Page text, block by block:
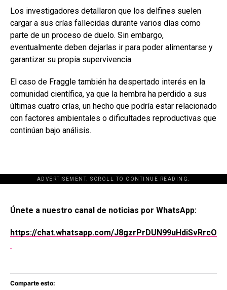
Los investigadores detallaron que los delfines suelen
cargar a sus crías fallecidas durante varios días como
parte de un proceso de duelo. Sin embargo,
eventualmente deben dejarlas ir para poder alimentarse y
garantizar su propia supervivencia.
El caso de Fraggle también ha despertado interés en la
comunidad científica, ya que la hembra ha perdido a sus
últimas cuatro crías, un hecho que podría estar relacionado
con factores ambientales o dificultades reproductivas que
continúan bajo análisis.
ADVERTISEMENT. SCROLL TO CONTINUE READING.
[adsforwp id="243463"]
Únete a nuestro canal de noticias por WhatsApp:
https://chat.whatsapp.com/J8gzrPrDUN99uHdiSvRrcO
Comparte esto: